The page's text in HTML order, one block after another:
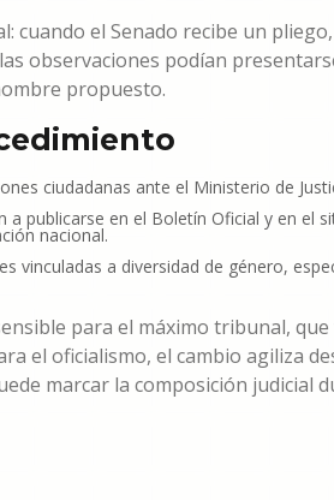
cuando el Senado recibe un
observaciones podían
propuesto.
ciudadanas ante el Ministerio de
publicarse en el Boletín Oficial y en el
nacional.
vinculadas a diversidad de género,
para el máximo tribunal,
el oficialismo, el cambio agiliza
marcar la composición judicial